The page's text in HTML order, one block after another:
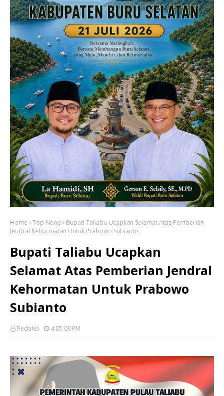
Home Top News
Bupati Taliabu Ucapkan Selamat Atas Pemberian
Jendral Kehormatan Untuk Prabowo Subianto
Bupati Taliabu Ucapkan
Selamat Atas Pemberian Jendral
Kehormatan Untuk Prabowo
Subianto
Redaksi 4:05:00 PM